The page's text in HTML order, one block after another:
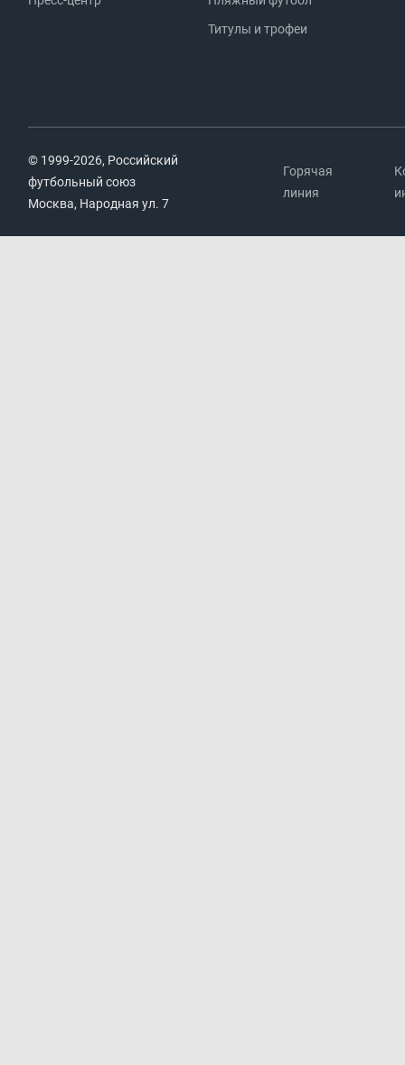
Титулы и трофеи
© 1999-2026, Российский
футбольный союз
Москва, Народная ул. 7
Горячая
линия